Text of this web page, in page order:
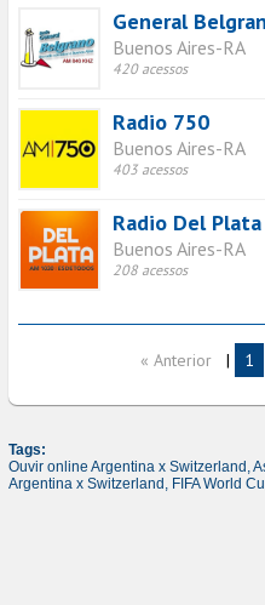
General
Buenos Aires-RA
420 acessos
Radio 750
Buenos Aires-RA
403 acessos
Radio Del Plata
Buenos Aires-RA
208 acessos
« Anterior | 1
Tags:
Ouvir online Argentina x Switzerland,
Argentina x Switzerland, FIFA World